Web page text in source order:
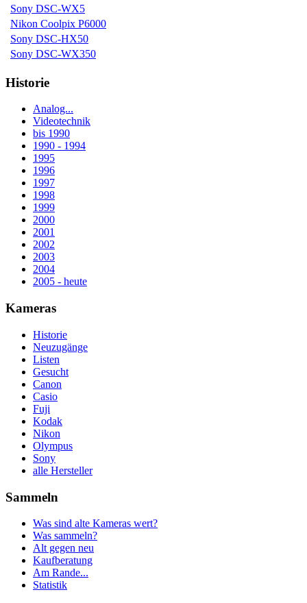
Sony DSC-WX5
Nikon Coolpix P6000
Sony DSC-HX50
Sony DSC-WX350
Historie
Analog...
Videotechnik
bis 1990
1990 - 1994
1995
1996
1997
1998
1999
2000
2001
2002
2003
2004
2005 - heute
Kameras
Historie
Neuzugänge
Listen
Gesucht
Canon
Casio
Fuji
Kodak
Nikon
Olympus
Sony
alle Hersteller
Sammeln
Was sind alte Kameras wert?
Was sammeln?
Alt gegen neu
Kaufberatung
Am Rande...
Statistik